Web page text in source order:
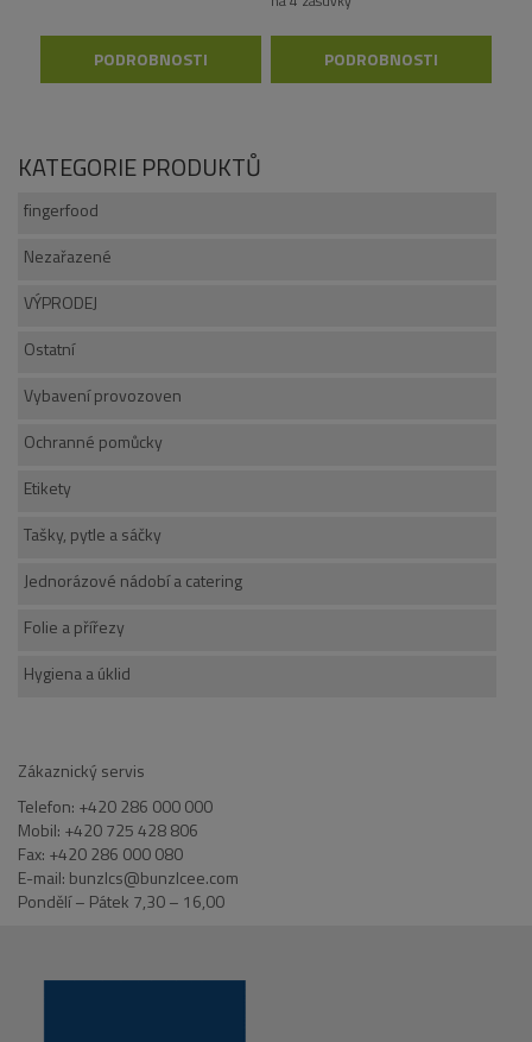
PODROBNOSTI PODROBNOSTI
KATEGORIE PRODUKTŮ
fingerfood
Nezařazené
VÝPRODEJ
Ostatní
Vybavení provozoven
Ochranné pomůcky
Etikety
Tašky, pytle a sáčky
Jednorázové nádobí a catering
Folie a přířezy
Hygiena a úklid
Zákaznický servis
Telefon: +420 286 000 000
Mobil: +420 725 428 806
Fax: +420 286 000 080
E-mail: bunzlcs@bunzlcee.com
Pondělí – Pátek 7,30 – 16,00